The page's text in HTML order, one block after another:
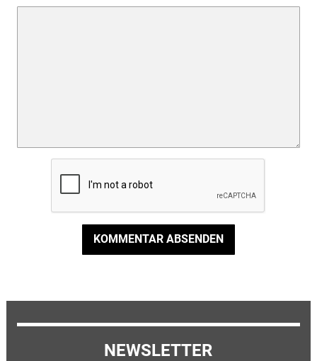
KOMMENTAR ABSENDEN
NEWSLETTER